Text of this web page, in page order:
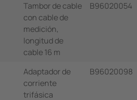
Tambor de cable
con cable de
medición,
longitud de
cable 16 m
B96020054
Adaptador de
corriente
trifásica
B96020098